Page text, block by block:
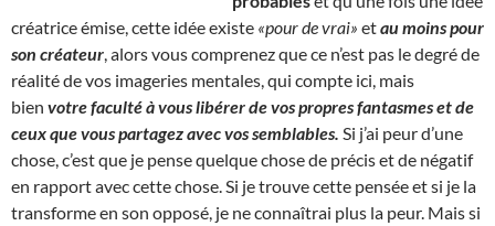
créatrice émise, cette idée existe «pour de vrai» etau moins pour
son créateur , alors vous comprenez que ce n’est pas le degré de
réalité de vos imageries mentales, qui compte ici, mais
bien votre faculté à vous libérer de vos propres fantasmes et de
ceux que vous partagez avec vos semblables. Si j’ai peur d’une
chose, c’est que je pense quelque chose de précis et de négatif
en rapport avec cette chose. Si je trouve cette pensée et si je la
transforme en son opposé, je ne connaîtrai plus la peur. Mais si